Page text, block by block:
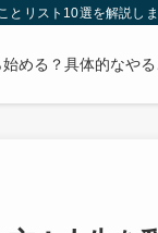
リスト10選を解説し
める？具体的なや